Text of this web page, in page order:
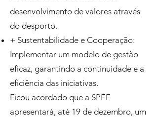
desenvolvimento de valores através
do desporto.
+ Sustentabilidade e Cooperação:
Implementar um modelo de gestão
eficaz, garantindo a continuidade e a
eficiência das iniciativas.
Ficou acordado que a SPEF
apresentará, até 19 de dezembro, um